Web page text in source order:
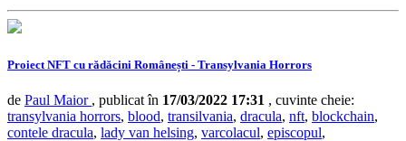
Proiect NFT cu rădăcini Românești - Transylvania Horrors
de Paul Maior , publicat în 17/03/2022 17:31 , cuvinte cheie:
transylvania horrors, blood, transilvania, dracula, nft, blockchain,
contele dracula, lady van helsing, varcolacul, episcopul,